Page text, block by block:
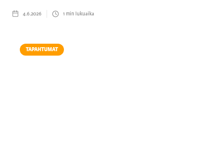
4.6.2026 1 min lukuaika
TAPAHTUMAT